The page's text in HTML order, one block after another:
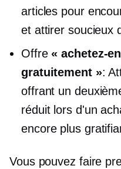
articles pour
et attirer soucieux
Offre « achetez-
gratuitement »:
offrant un
réduit lors d'un
encore plus
Vous pouvez faire